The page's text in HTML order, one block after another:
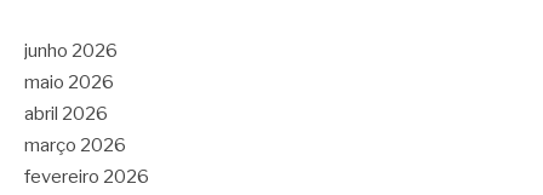
junho 2026
maio 2026
abril 2026
março 2026
fevereiro 2026